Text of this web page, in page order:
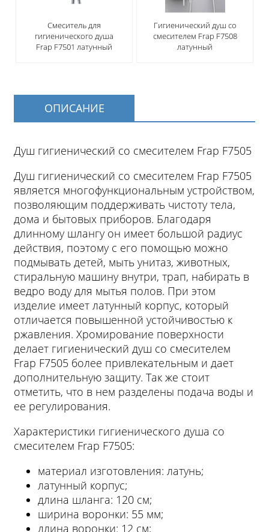
Смеситель для
гигиенического душа
Frap F7501 латунный
Гигиенический душ со
смесителем Frap F7508
латунный
ОПИСАНИЕ
Душ гигиенический со смесителем Frap F7505
Душ гигиенический со смесителем Frap F7505
является многофункциональным устройством,
позволяющим поддерживать чистоту тела,
дома и бытовых приборов. Благодаря
длинному шлангу он имеет большой радиус
действия, поэтому с его помощью можно
подмывать детей, мыть унитаз, животных,
стиральную машину внутри, трап, набирать в
ведро воду для мытья полов. При этом
изделие имеет латунный корпус, который
отличается повышенной устойчивостью к
ржавления. Хромирование поверхности
делает гигиенический душ со смесителем
Frap F7505 более привлекательным и дает
дополнительную защиту. Так же стоит
отметить, что в нем разделены подача воды и
ее регулирования.
Характеристики гигиенического душа со
смесителем Frap F7505:
материал изготовления: латунь;
латунный корпус;
длина шланга: 120 см;
ширина воронки: 55 мм;
длина воронки: 12 см;